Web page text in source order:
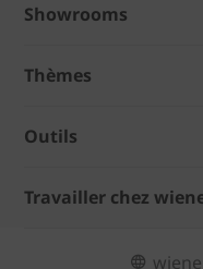
Showrooms
Thèmes
Outils
Travailler chez